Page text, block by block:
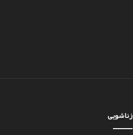
زناشویی